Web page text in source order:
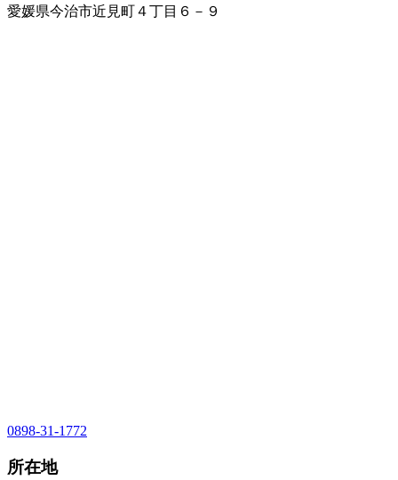
愛媛県今治市近見町４丁目６－９
0898-31-1772
所在地